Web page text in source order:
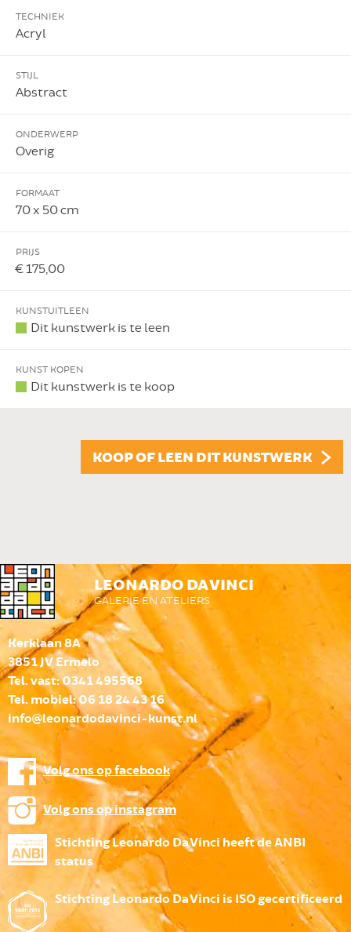
TECHNIEK
Acryl
STIJL
Abstract
ONDERWERP
Overig
FORMAAT
70 x 50 cm
PRIJS
€ 175,00
KUNSTUITLEEN
Dit kunstwerk is te leen
KUNST KOPEN
Dit kunstwerk is te koop
KOOP OF LEEN DIT KUNSTWERK
LEONARDO DA VINCI
GALERIE EN ATELIERS
Kerklaan 8A
3851 JV Ermelo
Tel. vast: 0341 495568
Tel. mobiel: 06 18 24 43 16
info@leonardodavinci-kunst.nl
Volg ons op facebook
Volg ons op instagram
Stichting Leonardo Da Vinci heeft de ANBI
status
Stichting Leonardo Da Vinci is ISO gecertificeerd